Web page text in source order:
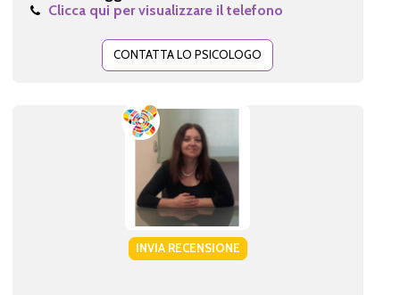
Clicca qui per visualizzare il telefono
CONTATTA LO PSICOLOGO
INVIA RECENSIONE